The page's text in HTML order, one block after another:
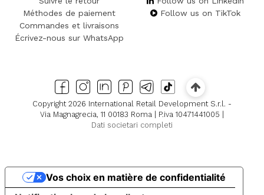
Méthodes de paiement
Commandes et livraisons
Écrivez-nous sur WhatsApp
Follow us on TikTok
Copyright 2026 International Retail Development S.r.l. -
Via Magnagrecia, 11 00183 Roma | P.iva 10471441005 |
Dati societari completi
Vos choix en matière de confidentialité